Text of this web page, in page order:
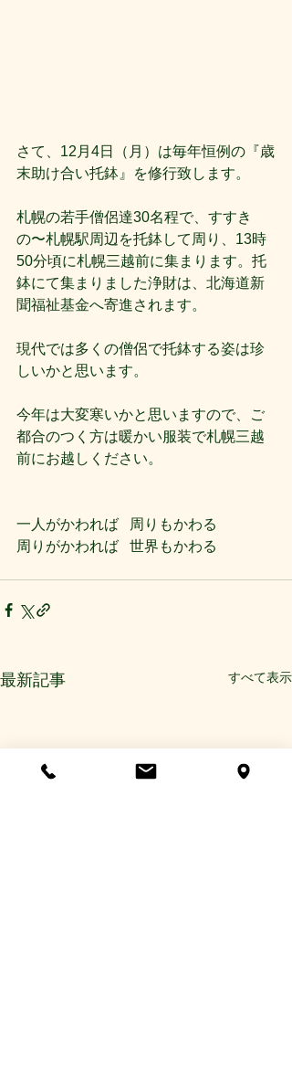
さて、12月4日（月）は毎年恒例の『歳
末助け合い托鉢』を修行致します。
札幌の若手僧侶達30名程で、すすき
の〜札幌駅周辺を托鉢して周り、13時
50分頃に札幌三越前に集まります。托
鉢にて集まりました浄財は、北海道新
聞福祉基金へ寄進されます。
現代では多くの僧侶で托鉢する姿は珍
しいかと思います。
今年は大変寒いかと思いますので、ご
都合のつく方は暖かい服装で札幌三越
前にお越しください。
一人がかわれば   周りもかわる
周りがかわれば   世界もかわる
最新記事 すべて表示